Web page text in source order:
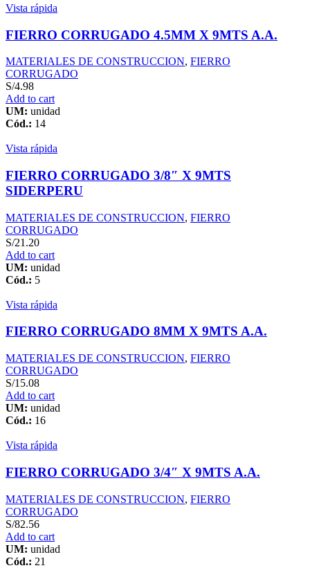
Vista rápida
FIERRO CORRUGADO 4.5MM X 9MTS A.A.
MATERIALES DE CONSTRUCCION, FIERRO
CORRUGADO
S/4.98
Add to cart
UM: unidad
Cód.: 14
Vista rápida
FIERRO CORRUGADO 3/8″ X 9MTS
SIDERPERU
MATERIALES DE CONSTRUCCION, FIERRO
CORRUGADO
S/21.20
Add to cart
UM: unidad
Cód.: 5
Vista rápida
FIERRO CORRUGADO 8MM X 9MTS A.A.
MATERIALES DE CONSTRUCCION, FIERRO
CORRUGADO
S/15.08
Add to cart
UM: unidad
Cód.: 16
Vista rápida
FIERRO CORRUGADO 3/4″ X 9MTS A.A.
MATERIALES DE CONSTRUCCION, FIERRO
CORRUGADO
S/82.56
Add to cart
UM: unidad
Cód.: 21